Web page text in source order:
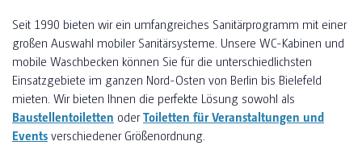
Seit 1990 bieten wir ein umfangreiches Sanitärprogramm mit einer
großen Auswahl mobiler Sanitärsysteme. Unsere WC-Kabinen und
mobile Waschbecken können Sie für die unterschiedlichsten
Einsatzgebiete im ganzen Nord-Osten von Berlin bis Bielefeld
mieten. Wir bieten Ihnen die perfekte Lösung sowohl als
Baustellentoiletten oderToiletten für Veranstaltungen und
Eventsverschiedener Größenordnung.